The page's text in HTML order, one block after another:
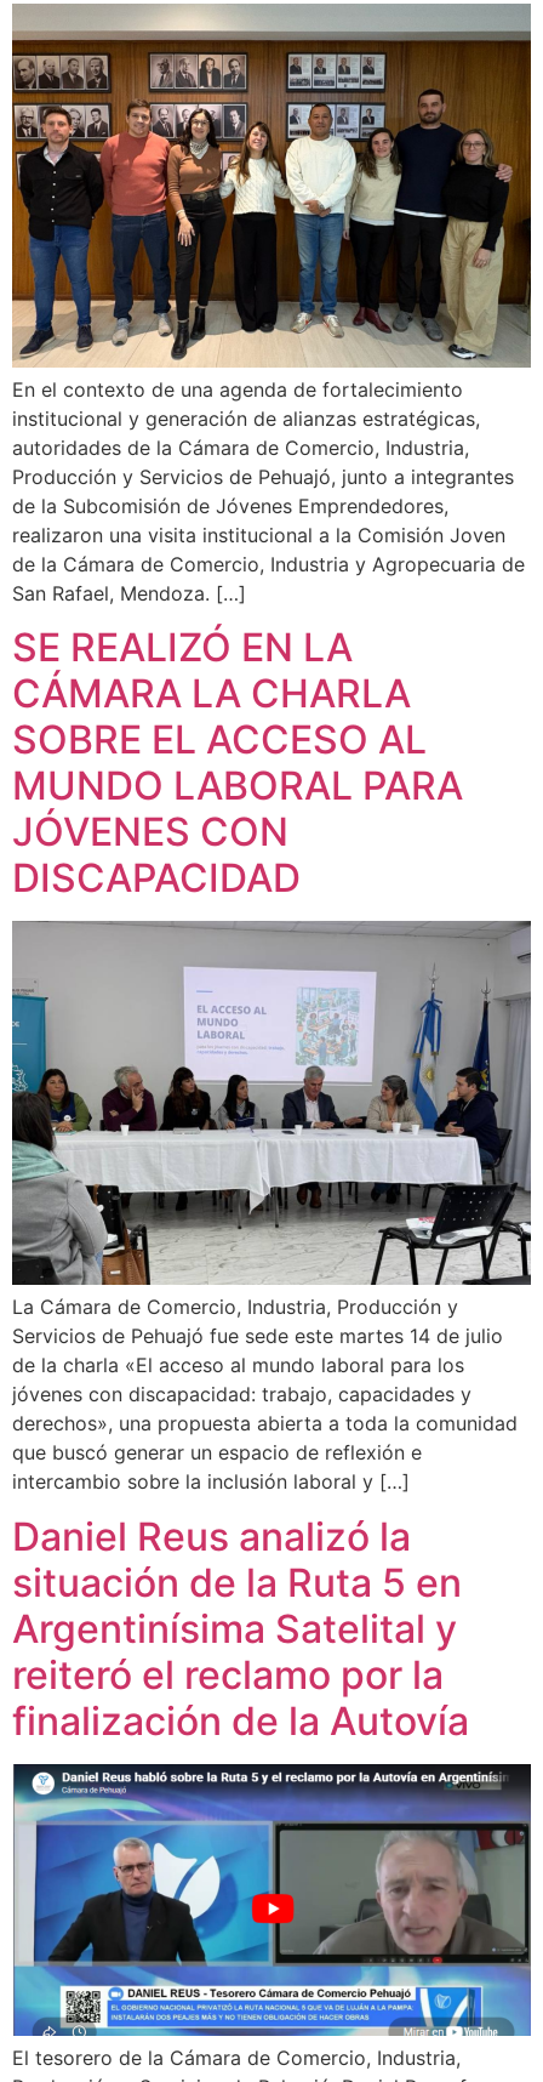
En el contexto de una agenda de fortalecimiento
institucional y generación de alianzas estratégicas,
autoridades de la Cámara de Comercio, Industria,
Producción y Servicios de Pehuajó, junto a integrantes
de la Subcomisión de Jóvenes Emprendedores,
realizaron una visita institucional a la Comisión Joven
de la Cámara de Comercio, Industria y Agropecuaria de
San Rafael, Mendoza. […]
SE REALIZÓ EN LA
CÁMARA LA CHARLA
SOBRE EL ACCESO AL
MUNDO LABORAL PARA
JÓVENES CON
DISCAPACIDAD
La Cámara de Comercio, Industria, Producción y
Servicios de Pehuajó fue sede este martes 14 de julio
de la charla «El acceso al mundo laboral para los
jóvenes con discapacidad: trabajo, capacidades y
derechos», una propuesta abierta a toda la comunidad
que buscó generar un espacio de reflexión e
intercambio sobre la inclusión laboral y […]
Daniel Reus analizó la
situación de la Ruta 5 en
Argentinísima Satelital y
reiteró el reclamo por la
finalización de la Autovía
El tesorero de la Cámara de Comercio, Industria,